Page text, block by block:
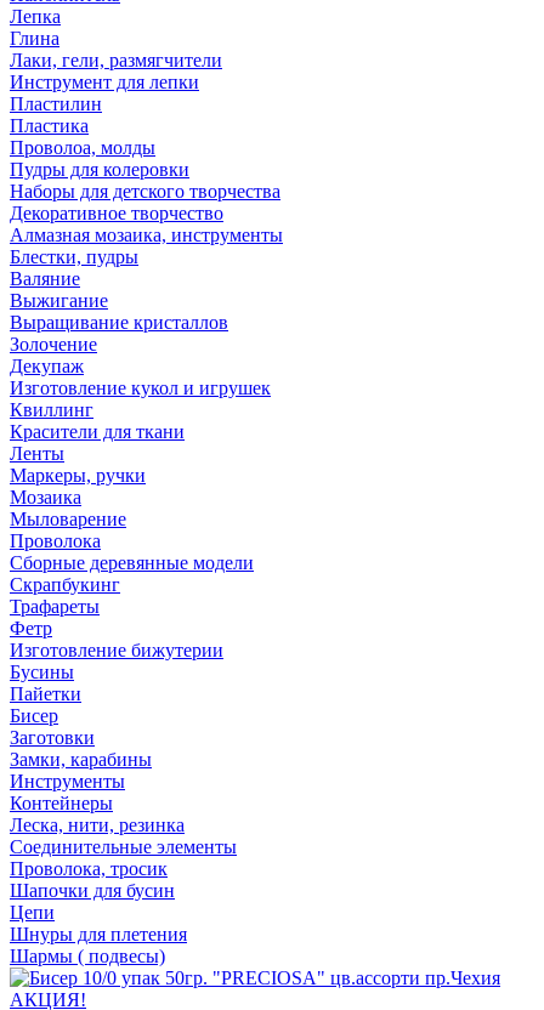
Лепка
Глина
Лаки, гели, размягчители
Инструмент для лепки
Пластилин
Пластика
Проволоа, молды
Пудры для колеровки
Наборы для детского творчества
Декоративное творчество
Алмазная мозаика, инструменты
Блестки, пудры
Валяние
Выжигание
Выращивание кристаллов
Золочение
Декупаж
Изготовление кукол и игрушек
Квиллинг
Красители для ткани
Ленты
Маркеры, ручки
Мозаика
Мыловарение
Проволока
Сборные деревянные модели
Скрапбукинг
Трафареты
Фетр
Изготовление бижутерии
Бусины
Пайетки
Бисер
Заготовки
Замки, карабины
Инструменты
Контейнеры
Леска, нити, резинка
Соединительные элементы
Проволока, тросик
Шапочки для бусин
Цепи
Шнуры для плетения
Шармы ( подвесы)